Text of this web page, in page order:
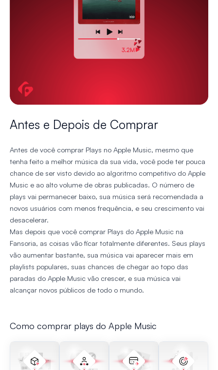
Antes e Depois de Comprar
Antes de você comprar Plays no Apple Music, mesmo que
tenha feito a melhor música da sua vida, você pode ter pouca
chance de ser visto devido ao algoritmo competitivo do Apple
Music e ao alto volume de obras publicadas. O número de
plays vai permanecer baixo, sua música será recomendada a
novos usuários com menos frequência, e seu crescimento vai
desacelerar.
Mas depois que você comprar Plays do Apple Music na
Fansoria, as coisas vão ficar totalmente diferentes. Seus plays
vão aumentar bastante, sua música vai aparecer mais em
playlists populares, suas chances de chegar ao topo das
paradas do Apple Music vão crescer, e sua música vai
alcançar novos públicos de todo o mundo.
Como comprar plays do Apple Music